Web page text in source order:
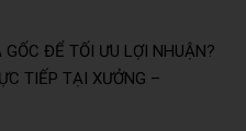
ĐỂ TỐI ƯU LỢI NHUẬN?
TIẾP TẠI XƯỞNG –